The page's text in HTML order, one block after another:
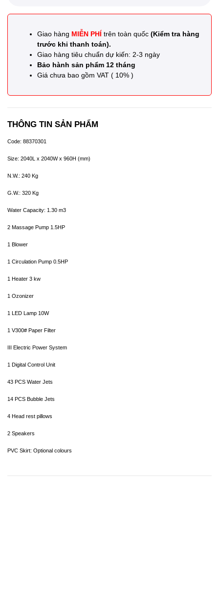
Giao hàng MIỄN PHÍ trên toàn quốc (Kiểm tra hàng
trước khi thanh toán).
Giao hàng tiêu chuẩn dự kiến: 2-3 ngày
Bảo hành sản phẩm 12 tháng
Giá chưa bao gồm VAT ( 10% )
THÔNG TIN SẢN PHẨM
Code: 88370301
Size: 2040L x 2040W x 960H (mm)
N.W.: 240 Kg
G.W.: 320 Kg
Water Capacity: 1.30 m3
2 Massage Pump 1.5HP
1 Blower
1 Circulation Pump 0.5HP
1 Heater 3 kw
1 Ozonizer
1 LED Lamp 10W
1 V300# Paper Filter
III Electric Power System
1 Digital Control Unit
43 PCS Water Jets
14 PCS Bubble Jets
4 Head rest pillows
2 Speakers
PVC Skirt: Optional colours